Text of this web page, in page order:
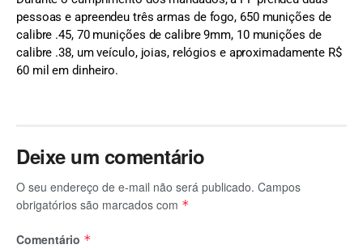
pessoas e apreendeu três armas de fogo, 650 munições de
calibre .45, 70 munições de calibre 9mm, 10 munições de
calibre .38, um veículo, joias, relógios e aproximadamente R$
60 mil em dinheiro.
Deixe um comentário
O seu endereço de e-mail não será publicado. Campos
obrigatórios são marcados com *
Comentário *